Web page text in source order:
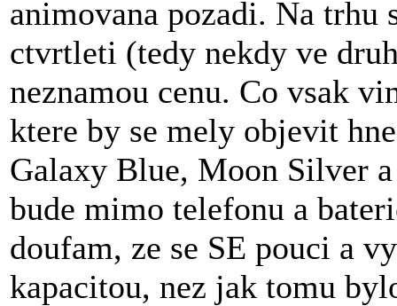
animovana pozadi. Na
ctvrtleti (tedy nekdy ve
neznamou cenu. Co vsak
ktere by se mely objevit
Galaxy Blue, Moon Silver
bude mimo telefonu a
doufam, ze se SE pouci a
kapacitou, nez jak tomu